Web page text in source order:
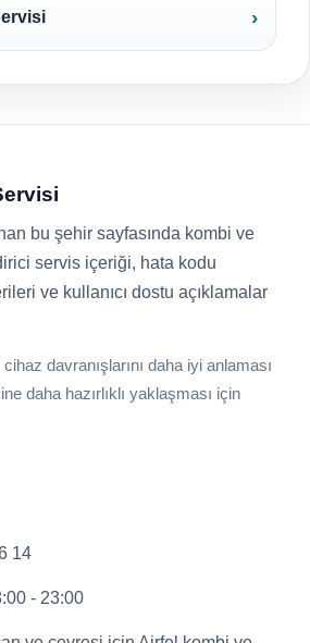
bu şehir sayfasında kombi ve
servis içeriği, hata kodu
ve kullanıcı dostu açıklamalar
davranışlarını daha iyi anlaması
daha hazırlıklı yaklaşması için
14
- 23:00